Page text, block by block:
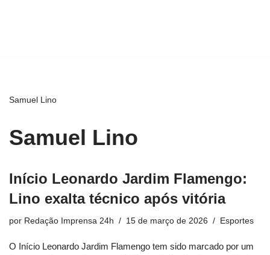
Samuel Lino
Samuel Lino
Início Leonardo Jardim Flamengo:
Lino exalta técnico após vitória
por Redação Imprensa 24h 15 de março de 2026 Esportes
O Início Leonardo Jardim Flamengo tem sido marcado por um